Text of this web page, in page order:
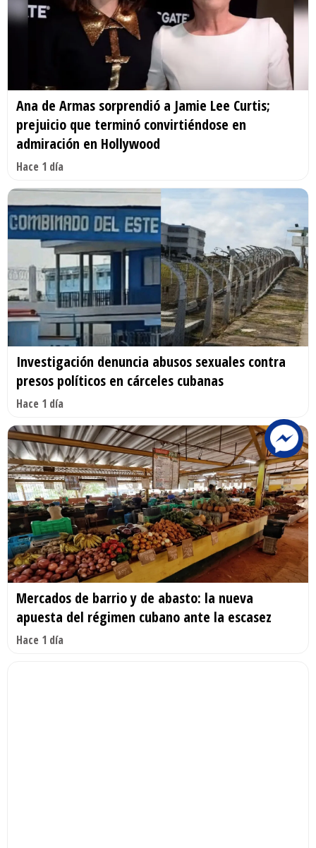
Ana de Armas sorprendió a Jamie Lee Curtis;
prejuicio que terminó convirtiéndose en
admiración en Hollywood
Hace 1 día
Investigación denuncia abusos sexuales contra
presos políticos en cárceles cubanas
Hace 1 día
Mercados de barrio y de abasto: la nueva
apuesta del régimen cubano ante la escasez
Hace 1 día